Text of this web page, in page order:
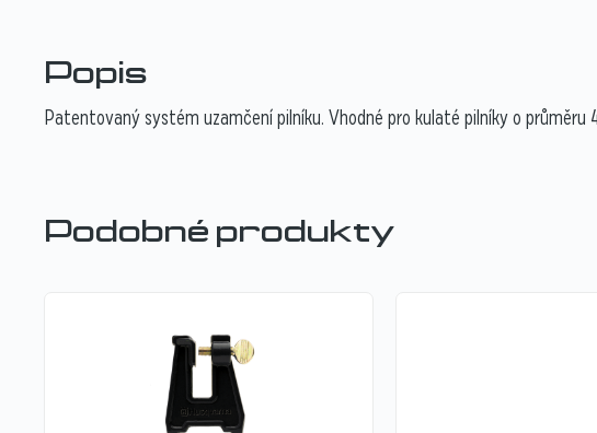
Popis
Patentovaný systém uzamčení pilníku. Vhodné pro kulaté pilníky o
Podobné produkty